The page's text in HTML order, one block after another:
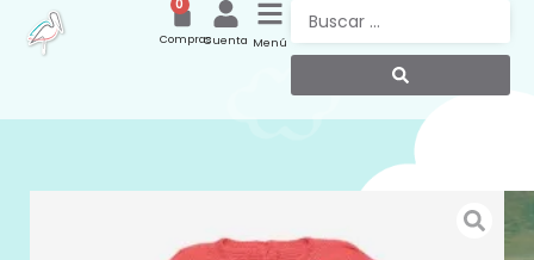
Menú
Cuenta
0
Compras